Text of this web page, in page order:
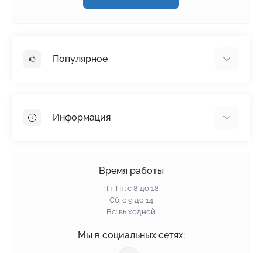
Популярное
Пенопласт
Информация
Политика конфиденциальности
Время работы
Пн-Пт: с 8 до 18
Сб: с 9 до 14
Вс: выходной
Мы в социальных сетях: